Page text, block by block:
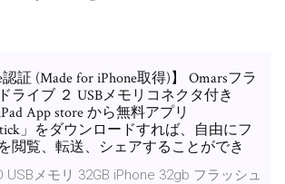
認証 (Made for iPhone取得)】 Omarsフラ
ライブ ２ USBメモリコネクタ付き
App store から無料アプリ
」をダウンロードすれば、自由にフ
閲覧、転送、シェアすることができ
USBメモリ 32GB iPhone 32gb フラッシュ